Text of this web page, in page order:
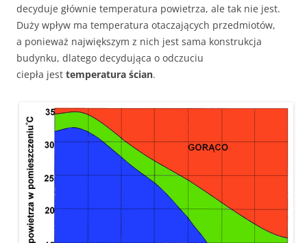
decyduje głównie temperatura powietrza, ale tak nie jest.
Duży wpływ ma temperatura otaczających przedmiotów,
a ponieważ największym z nich jest sama konstrukcja
budynku, dlatego decydująca o odczuciu
ciepła jest temperatura ścian.